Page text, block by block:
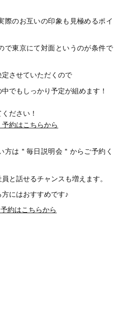
際のお互いの印象も見極めるポイ
で東京にて対面というのが条件で
させていただくので
でもしっかり予定が組めます！
ださい！
約はこちらから
方は＂毎日説明会＂からご予約く
と話せるチャンスも増えます。
にはおすすめです♪
約はこちらから